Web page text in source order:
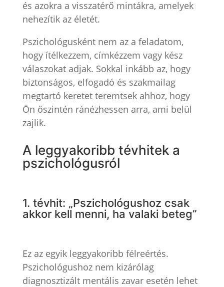
és azokra a visszatérő mintákra, amelyek
nehezítik az életét.
Pszichológusként nem az a feladatom,
hogy ítélkezzem, címkézzem vagy kész
válaszokat adjak. Sokkal inkább az, hogy
biztonságos, elfogadó és szakmailag
megtartó keretet teremtsek ahhoz, hogy
Ön őszintén ránézhessen arra, ami belül
zajlik.
A leggyakoribb tévhitek a
pszichológusról
1. tévhit: „Pszichológushoz csak
akkor kell menni, ha valaki beteg”
Ez az egyik leggyakoribb félreértés.
Pszichológushoz nem kizárólag
diagnosztizált mentális zavar esetén lehet